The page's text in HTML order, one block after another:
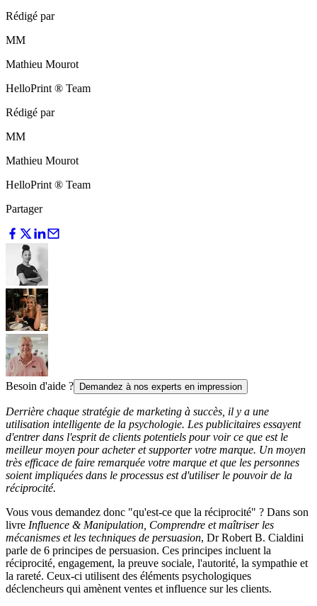
Rédigé par
MM
Mathieu Mourot
HelloPrint ® Team
Rédigé par
MM
Mathieu Mourot
HelloPrint ® Team
Partager
Besoin d'aide ? Demandez à nos experts en impression
Derrière chaque stratégie de marketing à succès, il y a une
utilisation intelligente de la psychologie. Les publicitaires essayent
d'entrer dans l'esprit de clients potentiels pour voir ce que est le
meilleur moyen pour acheter et supporter votre marque. Un moyen
très efficace de faire remarquée votre marque et que les personnes
soient impliquées dans le processus est d'utiliser le pouvoir de la
réciprocité.
Vous vous demandez donc "qu'est-ce que la réciprocité" ? Dans son
livre Influence & Manipulation, Comprendre et maîtriser les
mécanismes et les techniques de persuasion, Dr Robert B. Cialdini
parle de 6 principes de persuasion. Ces principes incluent la
réciprocité, engagement, la preuve sociale, l'autorité, la sympathie et
la rareté. Ceux-ci utilisent des éléments psychologiques
déclencheurs qui amènent ventes et influence sur les clients.